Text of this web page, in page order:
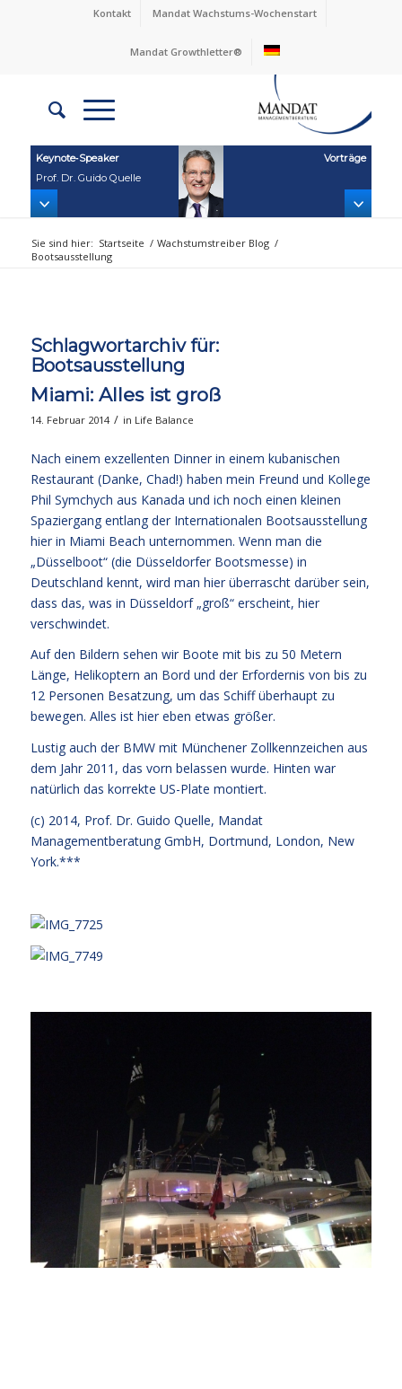
Kontakt Mandat Wachstums-Wochenstart
Mandat Growthletter®
Keynote‑Speaker
Prof. Dr. Guido Quelle
Vorträge
Sie sind hier: Startseite / Wachstumstreiber Blog /
Bootsausstellung
Schlagwortarchiv für:
Bootsausstellung
Miami: Alles ist groß
14. Februar 2014 / in Life Balance
Nach einem exzellenten Dinner in einem kubanischen
Restaurant (Danke, Chad!) haben mein Freund und Kollege
Phil Symchych aus Kanada und ich noch einen kleinen
Spaziergang entlang der Internationalen Bootsausstellung
hier in Miami Beach unternommen. Wenn man die
„Düsselboot“ (die Düsseldorfer Bootsmesse) in
Deutschland kennt, wird man hier überrascht darüber sein,
dass das, was in Düsseldorf „groß“ erscheint, hier
verschwindet.
Auf den Bildern sehen wir Boote mit bis zu 50 Metern
Länge, Helikoptern an Bord und der Erfordernis von bis zu
12 Personen Besatzung, um das Schiff überhaupt zu
bewegen. Alles ist hier eben etwas größer.
Lustig auch der BMW mit Münchener Zollkennzeichen aus
dem Jahr 2011, das vorn belassen wurde. Hinten war
natürlich das korrekte US-Plate montiert.
(c) 2014, Prof. Dr. Guido Quelle, Mandat
Managementberatung GmbH, Dortmund, London, New
York.***